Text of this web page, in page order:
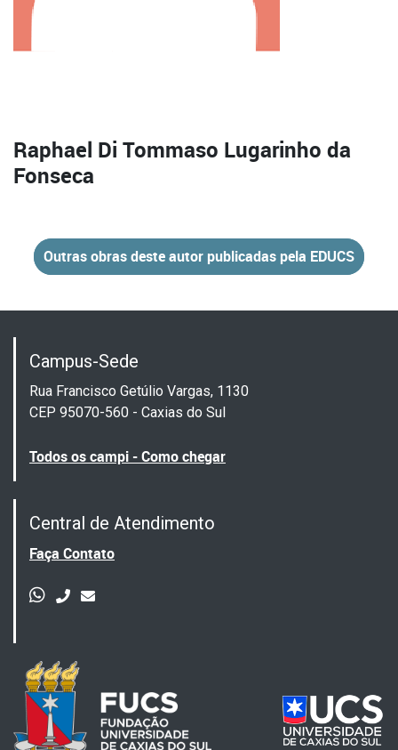
Raphael Di Tommaso Lugarinho da
Fonseca
Outras obras deste autor publicadas pela EDUCS
Campus-Sede
Rua Francisco Getúlio Vargas, 1130
CEP 95070-560 - Caxias do Sul
Todos os campi - Como chegar
Central de Atendimento
Faça Contato